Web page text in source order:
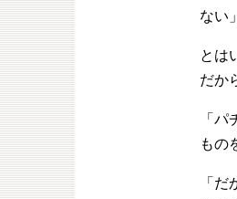
ない
とは
だか
「
もの
「